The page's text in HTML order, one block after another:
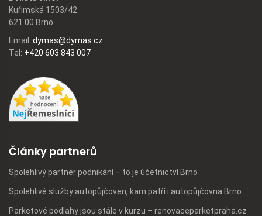
Kuřimská 1503/42
621 00 Brno
Email: dymas@dymas.cz
Tel: +420 603 843 007
Články partnerů
Spolehlivý partner podnikání – to je účetnictví Brno
Spolehlivé služby autopůjčoven, kam patří i autopůjčovna Brno
Parketové podlahy jsou stále v kurzu – renovaceparketpraha.cz